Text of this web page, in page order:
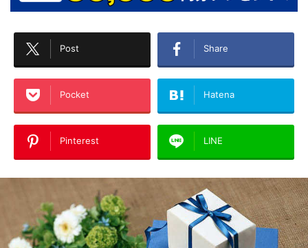
Post Share
Pocket Hatena
Pinterest LINE